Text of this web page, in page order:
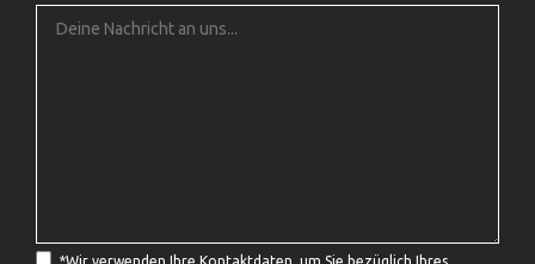
*Wir verwenden Ihre Kontaktdaten, um Sie bezüglich Ihres